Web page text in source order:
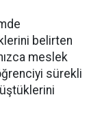
belirten
meslek
sürekli